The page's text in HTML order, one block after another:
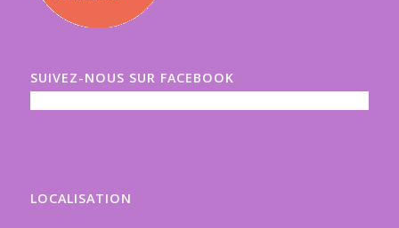
SUIVEZ-NOUS SUR FACEBOOK
LOCALISATION